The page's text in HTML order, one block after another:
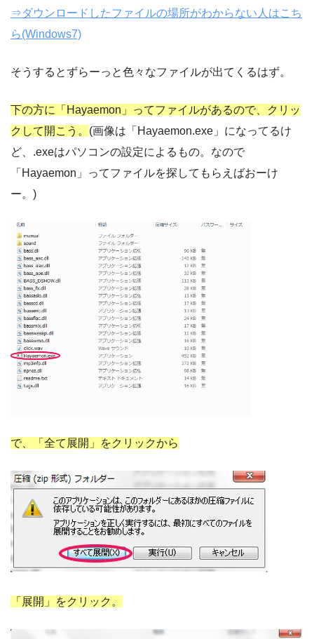
⇒ダウンロードしたファイルの場所がわからない人はこち
ら(Windows7)
そうするとずらーっと色々なファイルが出てくるはず。
下の方に「Hayaemon」ってファイルがあるので、クリッ
クして開こう。 (画像は「Hayaemon.exe」になってるけ
ど、.exeはパソコンの設定によるもの。なので
「Hayaemon」ってファイルを探してもらえばおーけ
ー。)
で、「全て展開」をクリックから
「展開」をクリック。